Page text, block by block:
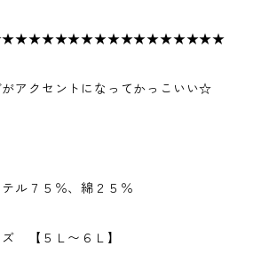
アクセントになってかっこいい☆
ル７５％、綿２５％
【５Ｌ〜６Ｌ】